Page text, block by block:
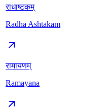
राधाष्टकम्
Radha Ashtakam
रामायणम्
Ramayana